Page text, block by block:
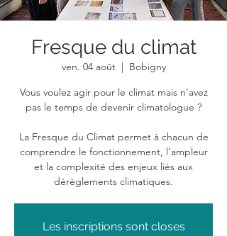
Fresque du climat
ven. 04 août
  |
Bobigny
Vous voulez agir pour le climat mais n’avez
pas le temps de devenir climatologue ?
La Fresque du Climat permet à chacun de
comprendre le fonctionnement, l’ampleur
et la complexité des enjeux liés aux
dérèglements climatiques.
Les inscriptions sont closes